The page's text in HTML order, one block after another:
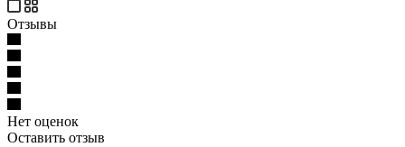
Отзывы
Нет оценок
Оставить отзыв